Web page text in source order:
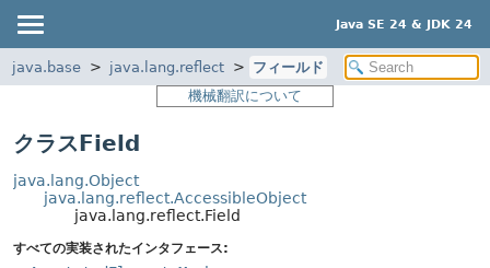
Java SE 24 & JDK 24
java.base java.lang.reflect
フィールド
機械翻訳について
クラスField
java.lang.Object
java.lang.reflect.AccessibleObject
java.lang.reflect.Field
すべての実装されたインタフェース: